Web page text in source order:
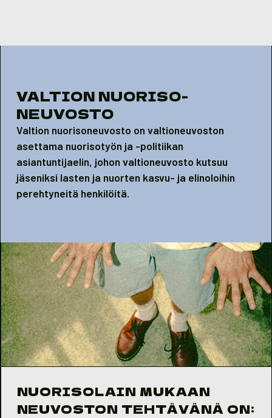
VALTION NUORISO-
NEUVOSTO
Valtion nuorisoneuvosto on valtioneuvoston
asettama nuorisotyön ja -politiikan
asiantuntijaelin, johon valtioneuvosto kutsuu
jäseniksi lasten ja nuorten kasvu- ja elinoloihin
perehtyneitä henkilöitä.
NUORISOLAIN MUKAAN
NEUVOSTON TEHTÄVÄNÄ ON: